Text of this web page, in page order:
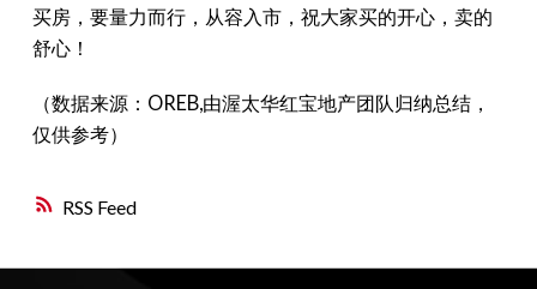
RSS
买房，要量力而行，从容入市，祝大家买的开心，卖的
舒心！
（数据来源：OREB,由渥太华红宝地产团队归纳总结，
仅供参考）